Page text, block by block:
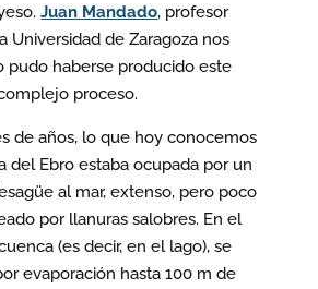
Juan Mandado, profesor
Universidad de Zaragoza nos
pudo haberse producido este
proceso.
de años, lo que hoy conocemos
del Ebro estaba ocupada por un
al mar, extenso, pero poco
por llanuras salobres. En el
(es decir, en el lago), se
evaporación hasta 100 m de